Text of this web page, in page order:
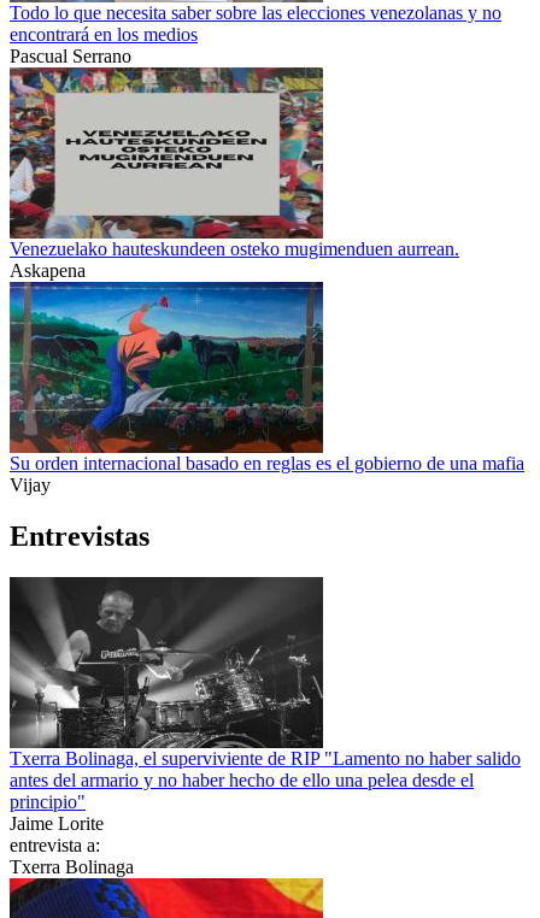
Todo lo que necesita saber sobre las elecciones venezolanas y no
encontrará en los medios
Pascual Serrano
Venezuelako hauteskundeen osteko mugimenduen aurrean.
Askapena
Su orden internacional basado en reglas es el gobierno de una mafia
Vijay
Entrevistas
Txerra Bolinaga, el superviviente de RIP "Lamento no haber salido
antes del armario y no haber hecho de ello una pelea desde el
principio"
Jaime Lorite
entrevista a:
Txerra Bolinaga